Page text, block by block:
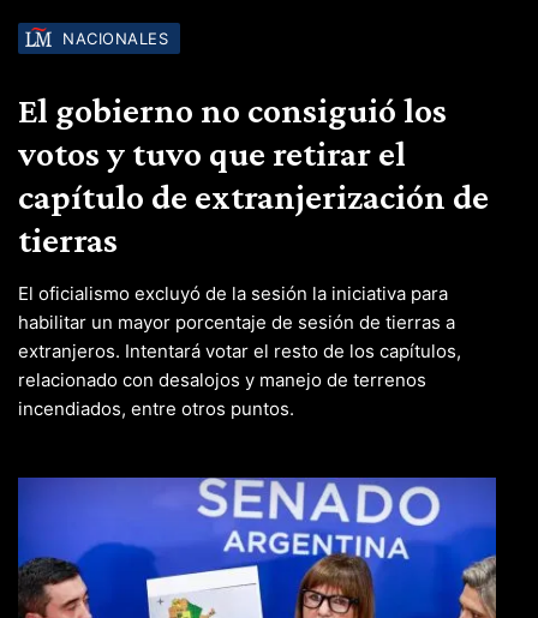
NACIONALES
El gobierno no consiguió los
votos y tuvo que retirar el
capítulo de extranjerización de
tierras
El oficialismo excluyó de la sesión la iniciativa para
habilitar un mayor porcentaje de sesión de tierras a
extranjeros. Intentará votar el resto de los capítulos,
relacionado con desalojos y manejo de terrenos
incendiados, entre otros puntos.